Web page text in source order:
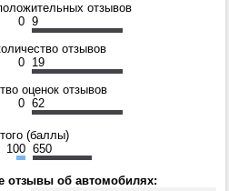
отзывов
0 9
отзывов
0 19
оценок отзывов
0 62
(баллы)
100 650
отзывы об автомобилях: